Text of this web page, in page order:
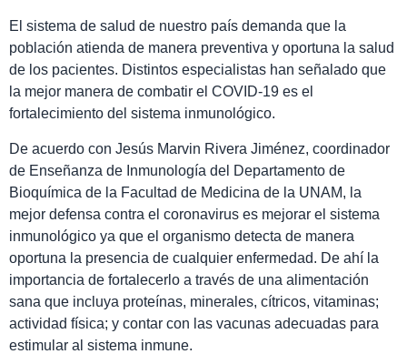
El sistema de salud de nuestro país demanda que la
población atienda de manera preventiva y oportuna la salud
de los pacientes. Distintos especialistas han señalado que
la mejor manera de combatir el COVID-19 es el
fortalecimiento del sistema inmunológico.
De acuerdo con Jesús Marvin Rivera Jiménez, coordinador
de Enseñanza de Inmunología del Departamento de
Bioquímica de la Facultad de Medicina de la UNAM, la
mejor defensa contra el coronavirus es mejorar el sistema
inmunológico ya que el organismo detecta de manera
oportuna la presencia de cualquier enfermedad. De ahí la
importancia de fortalecerlo a través de una alimentación
sana que incluya proteínas, minerales, cítricos, vitaminas;
actividad física; y contar con las vacunas adecuadas para
estimular al sistema inmune.